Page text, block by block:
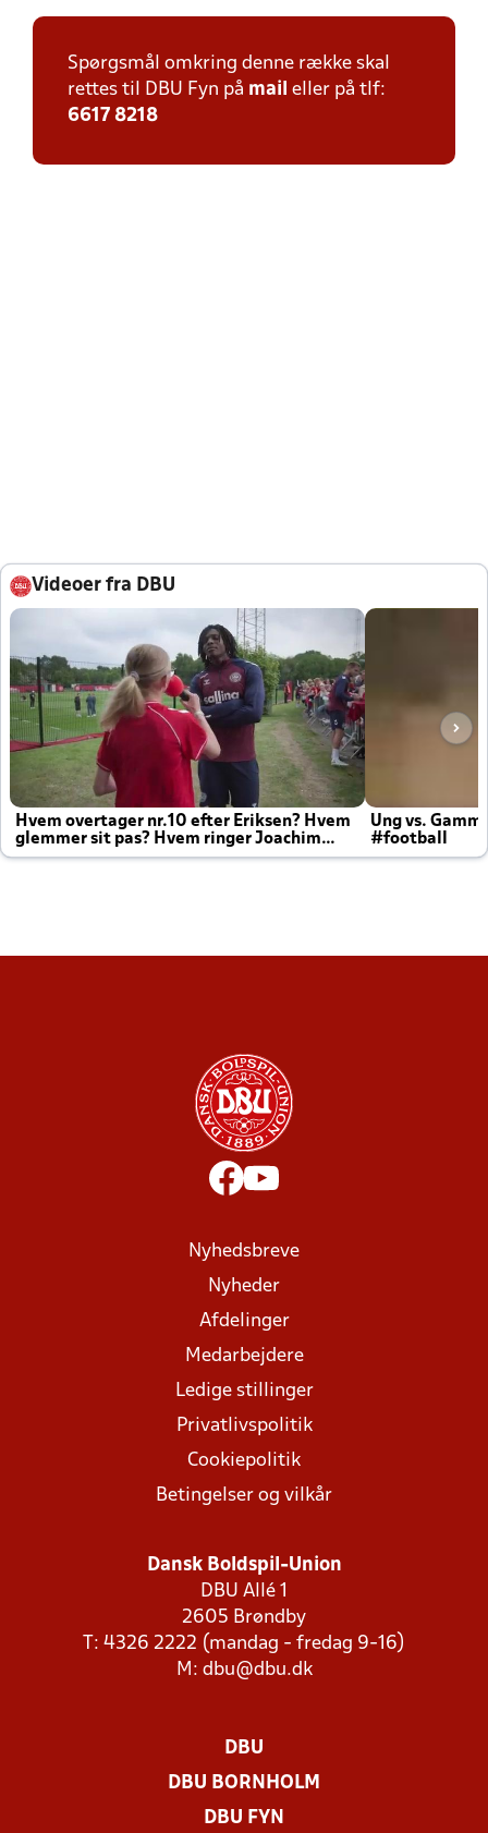
Spørgsmål omkring denne række skal
rettes til DBU Fyn på mail eller på tlf:
6617 8218
Videoer fra DBU
Hvem overtager nr.10 efter Eriksen? Hvem
glemmer sit pas? Hvem ringer Joachim
altid til efter kampe?
Ung vs.
#football
Nyhedsbreve
Nyheder
Afdelinger
Medarbejdere
Ledige stillinger
Privatlivspolitik
Cookiepolitik
Betingelser og vilkår
Dansk Boldspil-Union
DBU Allé 1
2605 Brøndby
T: 4326 2222 (mandag - fredag 9-16)
M: dbu@dbu.dk
DBU
DBU BORNHOLM
DBU FYN